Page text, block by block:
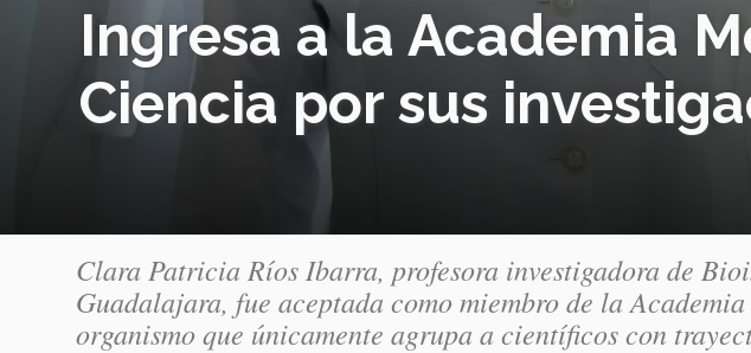
Ingresa a la Academia
Ciencia por sus
Clara Patricia Ríos Ibarra, profesora investigadora de
Guadalajara, fue aceptada como miembro de la
organismo que únicamente agrupa a científicos con